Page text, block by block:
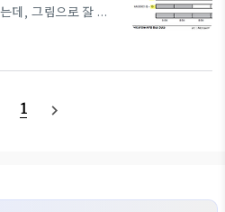
데, 그림으로 잘 그
alignment가 신경
동작하면 좋으련만
로 사용하고,
만, HADDR[1:0] =
1 navigate_next